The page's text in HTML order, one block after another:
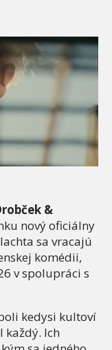
&
nový oficiálny
sa vracajú
komédii,
v spolupráci s
kedysi kultoví
každý. Ich